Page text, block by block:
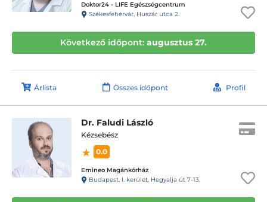
Doktor24 - LIFE Egészségcentrum
Székesfehérvár, Huszár utca 2.
Következő időpont: augusztus 27.
Árlista Összes időpont Profil
Dr. Faludi László
Kézsebész
0.0
Emineo Magánkórház
Budapest, I. kerület, Hegyalja út 7-13.